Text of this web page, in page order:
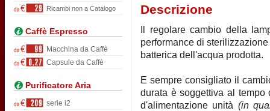
Ricambi non a Catalogo
Caffè Espresso
Macchina da Caffè
Capsule da Caffè
Purificatore Aria
serie i2
Descrizione
Il regolare cambio della
performance di
batterica dell'acqua prodotta.
E sempre consigliato il
durata è soggettiva al
d'alimentazione unità (in